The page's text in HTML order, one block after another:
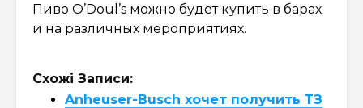
Пиво O’Doul’s можно будет купить в барах
и на различных мероприятиях.
Схожі Записи:
Anheuser-Busch хочет получить ТЗ